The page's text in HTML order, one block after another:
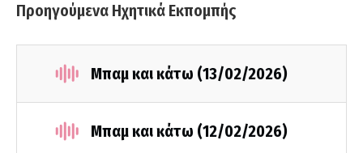
Προηγούμενα Ηχητικά Εκπομπής
Μπαμ και κάτω (13/02/2026)
Μπαμ και κάτω (12/02/2026)